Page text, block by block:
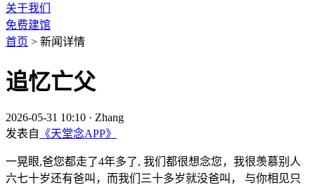
关于我们
免费建馆
首页 > 新闻详情
追忆亡父
2026-05-31 10:10 · Zhang
发表自 《天堂念APP》
一晃眼,爸您都走了4年多了, 我们都很想念您，我很羡慕别人
六七十岁还有爸叫，而我们三十多岁就没爸叫， 与你相见只